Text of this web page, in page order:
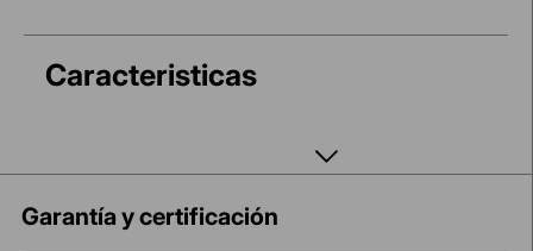
Caracteristicas
Garantía y certificación